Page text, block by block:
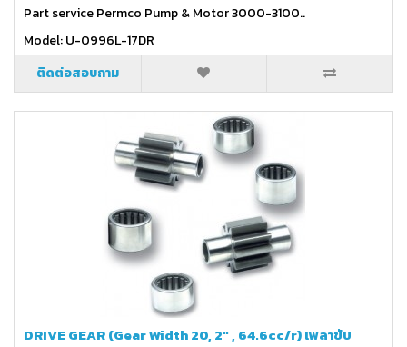
Part service Permco Pump & Motor 3000-3100..
Model: U-0996L-17DR
ติดต่อสอบถาม
DRIVE GEAR (Gear Width 20, 2" , 64.6cc/r) เพลาขับ